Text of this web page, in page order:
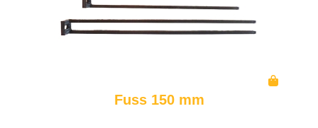
Fuss 150 mm